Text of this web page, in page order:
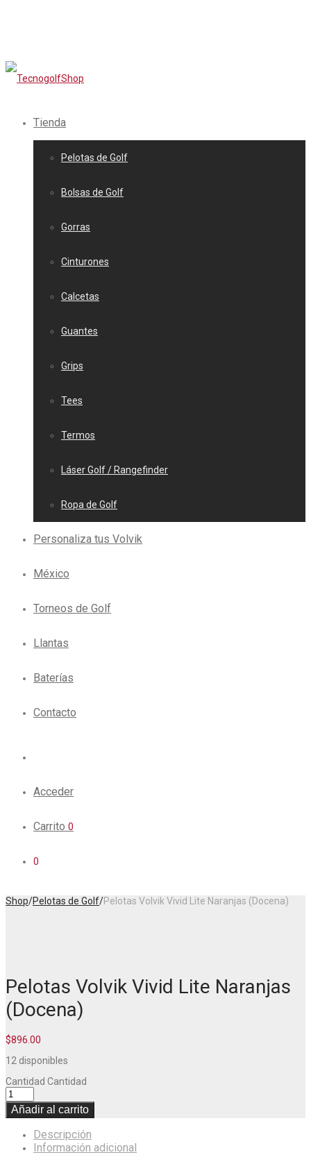
Tienda
Pelotas de Golf
Bolsas de Golf
Gorras
Cinturones
Calcetas
Guantes
Grips
Tees
Termos
Láser Golf / Rangefinder
Ropa de Golf
Personaliza tus Volvik
México
Torneos de Golf
Llantas
Baterías
Contacto
Acceder
Carrito 0
0
Shop/Pelotas de Golf/Pelotas Volvik Vivid Lite Naranjas (Docena)
Pelotas Volvik Vivid Lite Naranjas
(Docena)
$896.00
12 disponibles
Cantidad Cantidad
Añadir al carrito
Descripción
Información adicional